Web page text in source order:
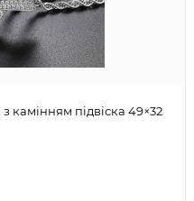
камінням підвіска 49×32